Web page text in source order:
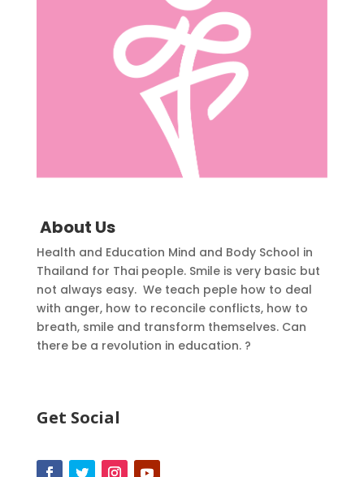
About Us
Health and Education Mind and Body School in
Thailand for Thai people. Smile is very basic but
not always easy. We teach peple how to deal
with anger, how to reconcile conflicts, how to
breath, smile and transform themselves. Can
there be a revolution in education. ?
Get Social